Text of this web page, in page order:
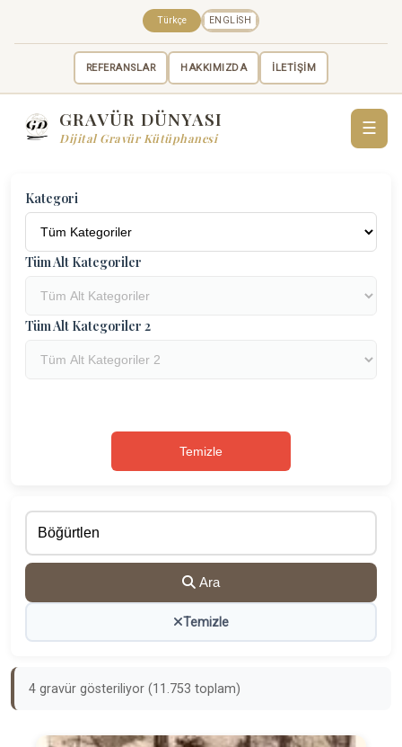
REFERANSLAR HAKKIMIZDA İLETİŞİM
Türkçe ENGLISH
GRAVÜR DÜNYASI
Dijital Gravür Kütüphanesi
☰
Kategori
Tüm Alt Kategoriler
Tüm Alt Kategoriler 2
Temizle
Ara
Temizle
4 gravür gösteriliyor (11.753 toplam)